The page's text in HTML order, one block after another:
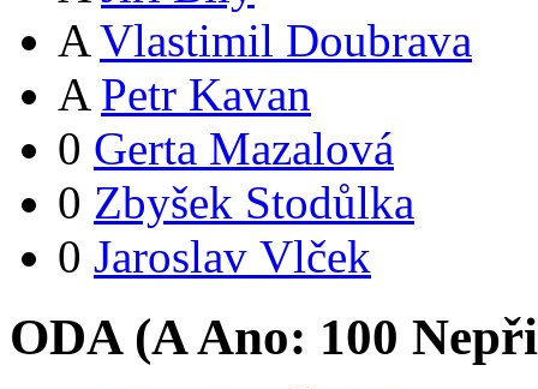
A Vlastimil Doubrava
A Petr Kavan
0 Gerta Mazalová
0 Zbyšek Stodůlka
0 Jaroslav Vlček
ODA (AAno: 100